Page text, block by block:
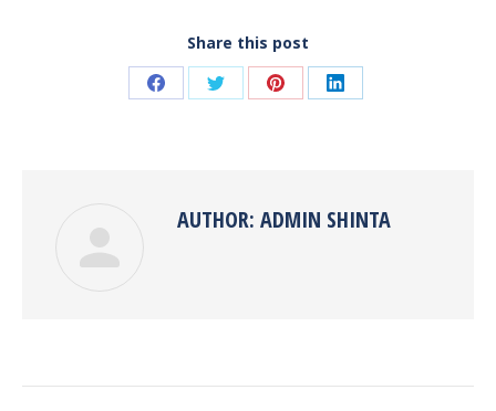
Share this post
Share Share Share Share
AUTHOR: ADMIN SHINTA